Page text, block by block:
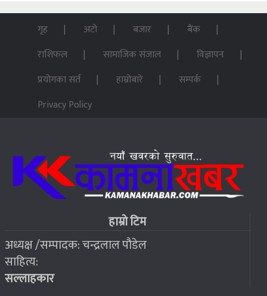
NCSC को अध्यक्ष पदको लागी सूर्य अधिकारीको उम्मेदवारी
पन्ध्र सय घर निर्माणका लागि सेनालाई ८५ करोड
६ जहाँ चट्याङबाट बच्न रक्सी छर्केर घरभित्र पस्छन् स्थानीय
२०७६ बैशाख १३, शुक्रबार
फोरम सुनसरीको अध्यक्षमा खत्वे विजयी
२०७६ बैशाख १३, शुक्रबार
८ भूकम्प पीडितलाई घर निर्माण गर्न लालपुर्जा
गृह अटो बजार
बैंक
राशिफल
सामाजिक संजाल
विज्ञापन
प्रयोगका सर्त
हाम्रोबारे
सम्पर्क
Privacy Policy
हाम्रो टिम
अध्यक्ष /सम्पादक: चन्द्रलाल पौडेल
साहित्य:
सल्लाहकार